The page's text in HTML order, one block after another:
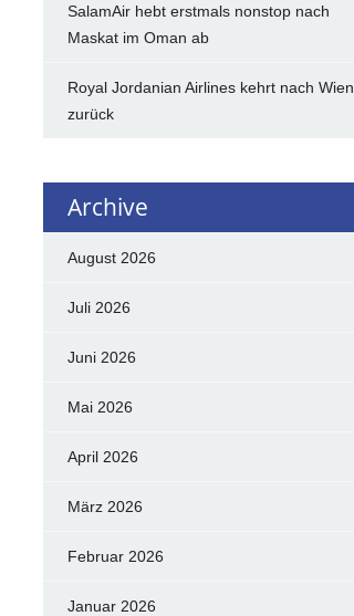
SalamAir hebt erstmals nonstop nach
Maskat im Oman ab
Royal Jordanian Airlines kehrt nach Wien
zurück
Archive
August 2026
Juli 2026
Juni 2026
Mai 2026
April 2026
März 2026
Februar 2026
Januar 2026